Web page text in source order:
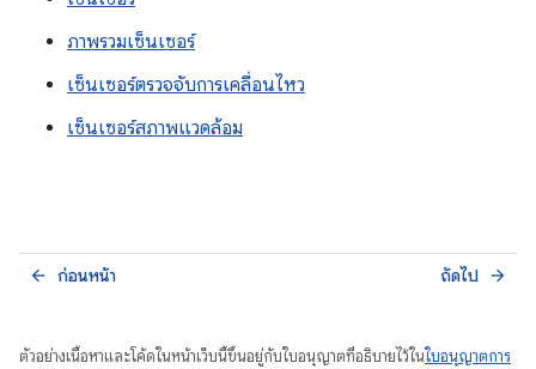
ภาพรวมเซ็นเซอร์
เซ็นเซอร์ตรวจจับการเคลื่อนไหว
เซ็นเซอร์สภาพแวดล้อม
ก่อนหน้า
arrow_back ถัดไป arrow_forward
ตัวอย่างเนื้อหาและโค้ดในหน้าเว็บนี้ขึ้นอยู่กับใบอนุญาตที่อธิบายไว้ในใบอนุญาตการ